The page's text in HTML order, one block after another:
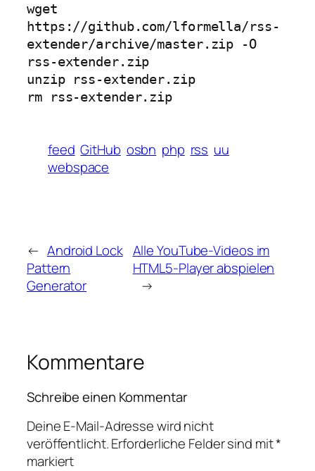
wget
https://github.com/lformella/rss-
extender/archive/master.zip -O
rss-extender.zip
unzip rss-extender.zip
feed GitHub osbn php rss uu
webspace
← Android Lock
Pattern
Generator
Alle YouTube-Videos im
HTML5-Player abspielen
→
Kommentare
Schreibe einen Kommentar
Deine E-Mail-Adresse wird nicht
veröffentlicht.Erforderliche Felder sind mit*
markiert